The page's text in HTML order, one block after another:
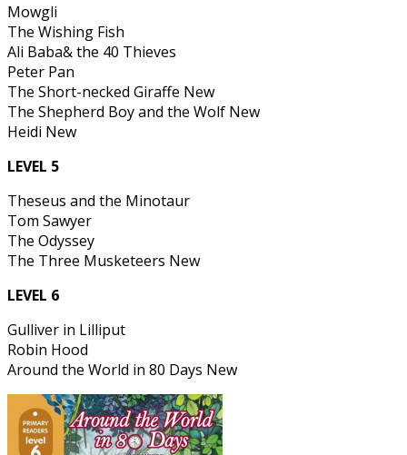
Mowgli
The Wishing Fish
Ali Baba& the 40 Thieves
Peter Pan
The Short-necked Giraffe New
The Shepherd Boy and the Wolf New
Heidi New
LEVEL 5
Theseus and the Minotaur
Tom Sawyer
The Odyssey
The Three Musketeers New
LEVEL 6
Gulliver in Lilliput
Robin Hood
Around the World in 80 Days New